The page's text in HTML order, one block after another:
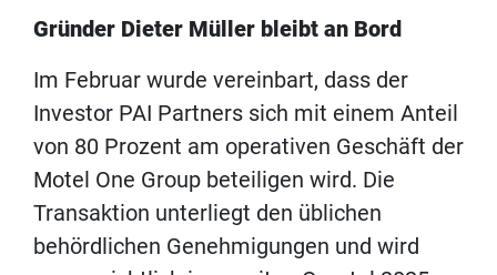
Gründer Dieter Müller bleibt an Bord
Im Februar wurde vereinbart, dass der
Investor PAI Partners sich mit einem Anteil
von 80 Prozent am operativen Geschäft der
Motel One Group beteiligen wird. Die
Transaktion unterliegt den üblichen
behördlichen Genehmigungen und wird